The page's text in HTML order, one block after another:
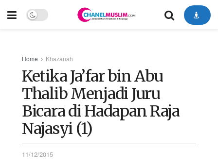
Home Khazanah
Ketika Ja’far bin Abu
Thalib Menjadi Juru
Bicara di Hadapan Raja
Najasyi (1)
11/12/2015